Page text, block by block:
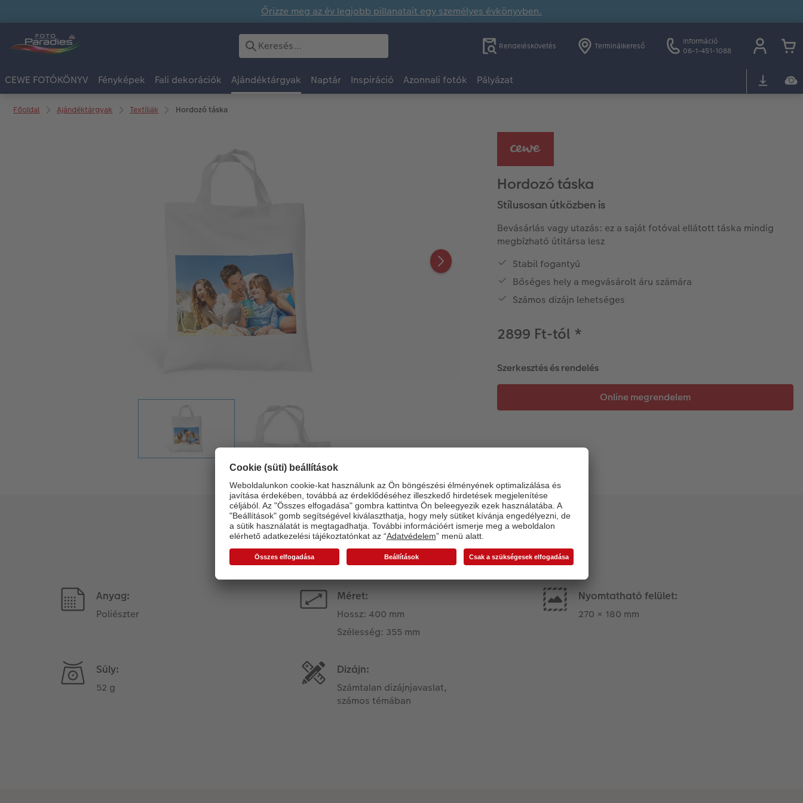
Őrizze meg az év legjobb pillanatait egy személyes évkönyvben.
Rendeléskövetés Terminálkereső
Információ
06-1-451-1088
CEWE FOTÓKÖNYV Fényképek Fali dekorációk Ajándéktárgyak Naptár Inspiráció Azonnali fotók Pályázat
Főoldal Ajándéktárgyak Textíliák Hordozó táska
Hordozó táska
Stílusosan útközben is
Bevásárlás vagy utazás: ez a saját fotóval ellátott táska mindig
megbízható útitársa lesz
Stabil fogantyú
Bőséges hely a megvásárolt áru számára
Számos dizájn lehetséges
2899 Ft-tól *
Szerkesztés és rendelés
Termékinformációk
Anyag:
Poliészter
Méret:
Hossz: 400 mm
Szélesség: 355 mm
Nyomtatható felület:
270 × 180 mm
Súly:
52 g
Dizájn:
Számtalan dizájnjavaslat,
számos témában